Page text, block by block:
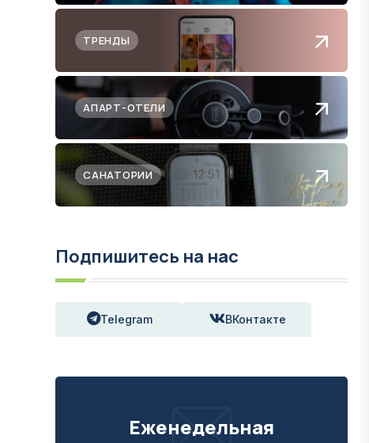
ТРЕНДЫ
АПАРТ-ОТЕЛИ
САНАТОРИИ
Подпишитесь на нас
Telegram ВКонтакте
Еженедельная